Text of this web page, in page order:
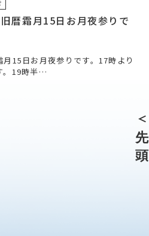
暦霜月15日お月夜参りで
月15日お月夜参りです。17時より
。19時半…
<
先
頭